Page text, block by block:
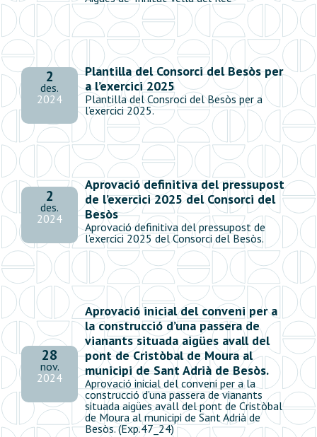
2
des.
2024
Plantilla del Consorci del Besòs per
a l’exercici 2025
Plantilla del Consroci del Besòs per a
l’exercici 2025.
2
des.
2024
Aprovació definitiva del pressupost
de l’exercici 2025 del Consorci del
Besòs
Aprovació definitiva del pressupost de
l’exercici 2025 del Consorci del Besòs.
28
nov.
2024
Aprovació inicial del conveni per a
la construcció d’una passera de
vianants situada aigües avall del
pont de Cristòbal de Moura al
municipi de Sant Adrià de Besòs.
Aprovació inicial del conveni per a la
construcció d’una passera de vianants
situada aigües avall del pont de Cristòbal
de Moura al municipi de Sant Adrià de
Besòs. (Exp.47_24)